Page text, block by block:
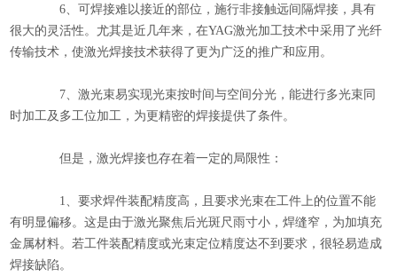
6、可焊接难以接近的部位，施行非接触远间隔焊接，具有
很大的灵活性。尤其是近几年来，在YAG激光加工技术中采用了光纤
传输技术，使激光焊接技术获得了更为广泛的推广和应用。
7、激光束易实现光束按时间与空间分光，能进行多光束同
时加工及多工位加工，为更精密的焊接提供了条件。
但是，激光焊接也存在着一定的局限性：
1、要求焊件装配精度高，且要求光束在工件上的位置不能
有明显偏移。这是由于激光聚焦后光斑尺雨寸小，焊缝窄，为加填充
金属材料。若工件装配精度或光束定位精度达不到要求，很轻易造成
焊接缺陷。